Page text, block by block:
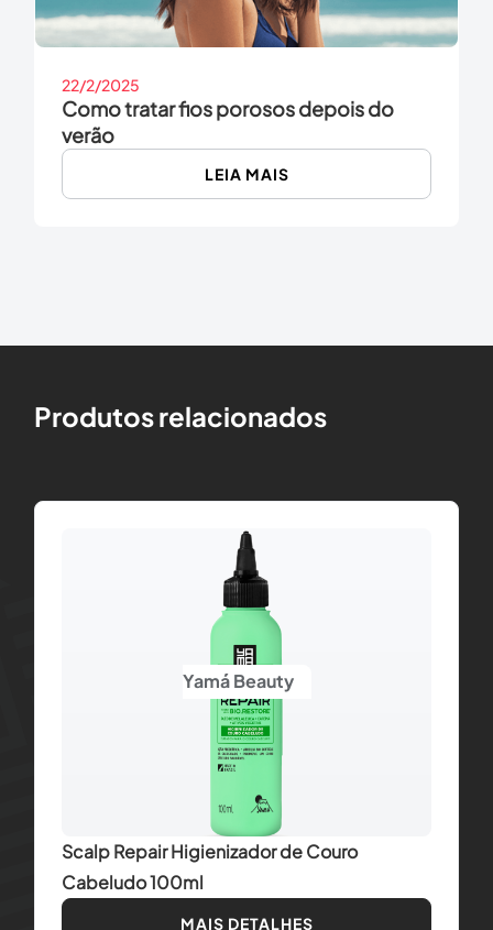
22/2/2025
Como tratar fios porosos depois do
verão
LEIA MAIS
Produtos relacionados
Yamá Beauty
Scalp Repair Higienizador de Couro
Cabeludo 100ml
MAIS DETALHES